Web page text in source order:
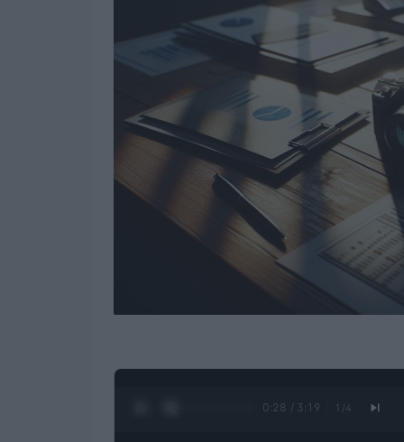
0:29 / 3:19 1 /4